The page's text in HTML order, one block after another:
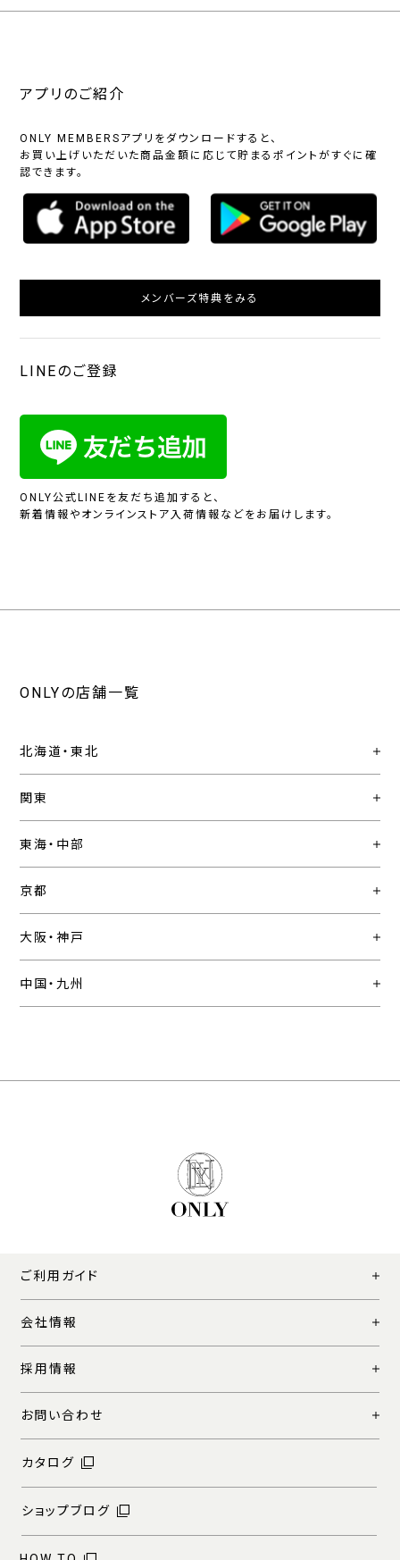
アプリのご紹介
ONLY MEMBERSアプリをダウンロードすると、
お買い上げいただいた商品金額に応じて貯まるポイントがすぐに確
認できます。
メンバーズ特典をみる
LINEのご登録
ONLY公式LINEを友だち追加すると、
新着情報やオンラインストア入荷情報などをお届けします。
ONLYの店舗一覧
北海道・東北
関東
東海・中部
京都
大阪・神戸
中国・九州
ご利用ガイド
会社情報
採用情報
お問い合わせ
カタログ
ショップブログ